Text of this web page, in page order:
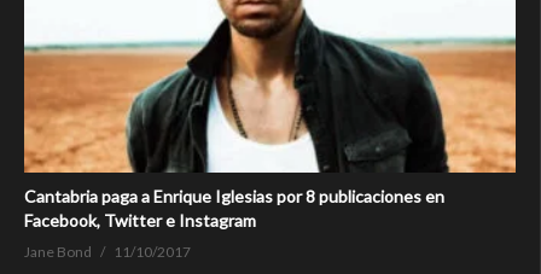
Cantabria paga a Enrique Iglesias por 8 publicaciones en
Facebook, Twitter e Instagram
Jane Bond 11/10/2017